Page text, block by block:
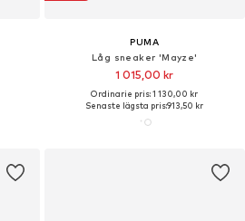
PUMA
Låg sneaker 'Mayze'
1 015,00 kr
Ordinarie pris: 1 130,00 kr
Senaste lägsta pris:913,50 kr